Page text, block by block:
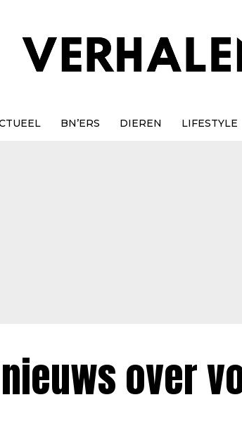
BN’ERS DIEREN LIFESTYLE
over